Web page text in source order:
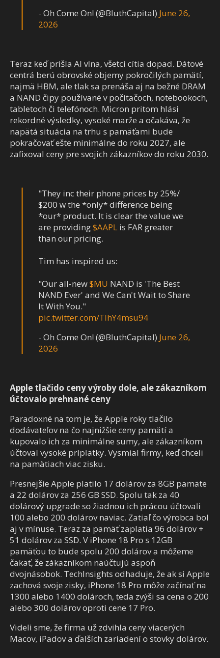
- Oh Come On! (@BluthCapital) June 26,
2026
Teraz keď prišla AI vlna, všetci cítia dopad. Dátové
centrá berú obrovské objemy pokročilých pamätí,
najmä HBM, ale tlak sa prenáša aj na bežné DRAM
a NAND čipy používané v počítačoch, notebookoch,
tabletoch či telefónoch. Micron pritom hlási
rekordné výsledky, vysoké marže a očakáva, že
napätá situácia na trhu s pamäťami bude
pokračovať ešte minimálne do roku 2027, ale
zafixoval ceny pre svojich zákazníkov do roku 2030.
"They inc their phone prices by 25%/
$200 w the *only* difference being
*our* product. It is clear the value we
are providing$AAPL is FAR greater
than our pricing.
Tim has inspired us:
"Our all-new$MU NAND is 'The Best
NAND Ever' and We Can't Wait to Share
It With You."
pic.twitter.com/TlhY4msu94
- Oh Come On! (@BluthCapital) June 26,
2026
Apple tlačido ceny výroby dole, ale zákazníkom
účtovalo prehnané ceny
Paradoxné na tom je, že Apple roky tlačilo
dodávateľov na čo najnižšie ceny pamätí a
kupovalo ich za minimálne sumy, ale zákazníkom
účtoval vysoké príplatky. Vysmial firmy, keď chceli
na pamätiach viac zisku.
Presnejšie Apple platilo 17 dolárov za 8GB pamäte
a 22 dolárov za 256 GB SSD. Spolu tak za 40
dolárový upgrade so žiadnou ich prácou účtovali
100 alebo 200 dolárov naviac. Zatiaľ čo výrobca bol
aj v mínuse. Teraz za pamäť zaplatia 96 dolárov +
51 dolárov za SSD. V iPhone 18 Pro s 12GB
pamäťou to bude spolu 200 dolárov a môžeme
čakať, že zákazníkom naúčtujú aspoň
dvojnásobok. TechInsights odhaduje, že ak si Apple
zachová svoje zisky, iPhone 18 Pro môže začínať na
1300 alebo 1400 dolároch, teda zvýši sa cena o 200
alebo 300 dolárov oproti cene 17 Pro.
Videli sme, že firma už zdvihla ceny viacerých
Macov, iPadov a ďalších zariadení o stovky dolárov.